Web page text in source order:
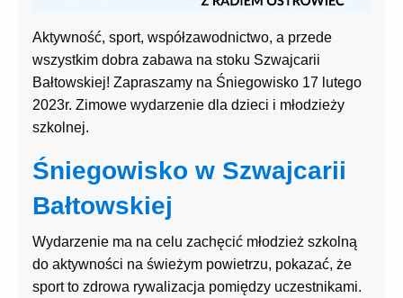
Aktywność, sport, współzawodnictwo, a przede
wszystkim dobra zabawa na stoku Szwajcarii
Bałtowskiej! Zapraszamy na Śniegowisko 17 lutego
2023r. Zimowe wydarzenie dla dzieci i młodzieży
szkolnej.
Śniegowisko w Szwajcarii
Bałtowskiej
Wydarzenie ma na celu zachęcić młodzież szkolną
do aktywności na świeżym powietrzu, pokazać, że
sport to zdrowa rywalizacja pomiędzy uczestnikami.